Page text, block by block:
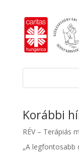
Korábbi
RÉV – Terápiás
„A legfontosabb